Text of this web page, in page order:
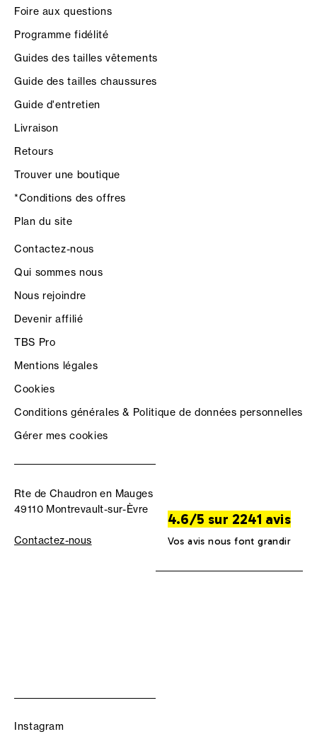
Foire aux questions
Programme fidélité
Guides des tailles vêtements
Guide des tailles chaussures
Guide d'entretien
Livraison
Retours
Trouver une boutique
*Conditions des offres
Plan du site
Contactez-nous
Qui sommes nous
Nous rejoindre
Devenir affilié
TBS Pro
Mentions légales
Cookies
Conditions générales & Politique de données personnelles
Gérer mes cookies
Rte de Chaudron en Mauges
49110 Montrevault-sur-Èvre
Contactez-nous
4.6/5 sur 2241 avis
Vos avis nous font grandir
Instagram